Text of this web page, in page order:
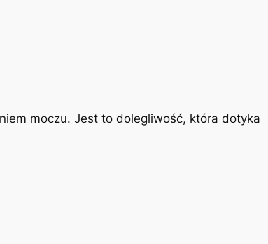
moczu. Jest to dolegliwość, która dotyka